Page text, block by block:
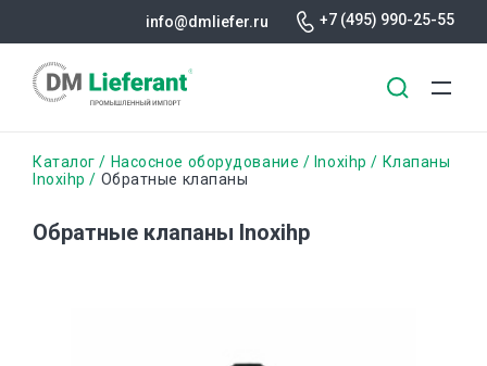
содержанию
info@dmliefer.ru +7 (495) 990-25-55
Строка
Каталог Насосное оборудование Inoxihp
Клапаны
Inoxihp
Обратные клапаны
Обратные клапаны Inoxihp